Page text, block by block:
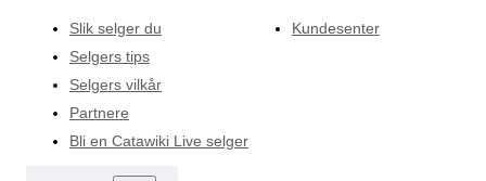
Slik selger du
Selgers tips
Selgers vilkår
Partnere
Bli en Catawiki Live selger
Kundesenter